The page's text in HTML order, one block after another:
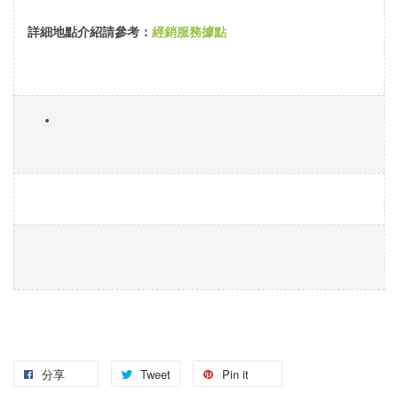
詳細地點介紹請參考： 經銷服務據點
分享 Tweet Pin it